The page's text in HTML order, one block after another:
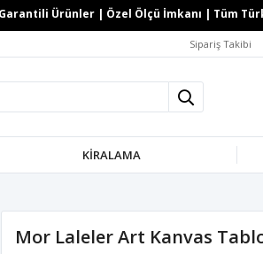
Ürünler | Özel Ölçü İmkanı | Tüm
Sipariş Takibi
KİRALAMA
Mor Laleler Art Kanvas